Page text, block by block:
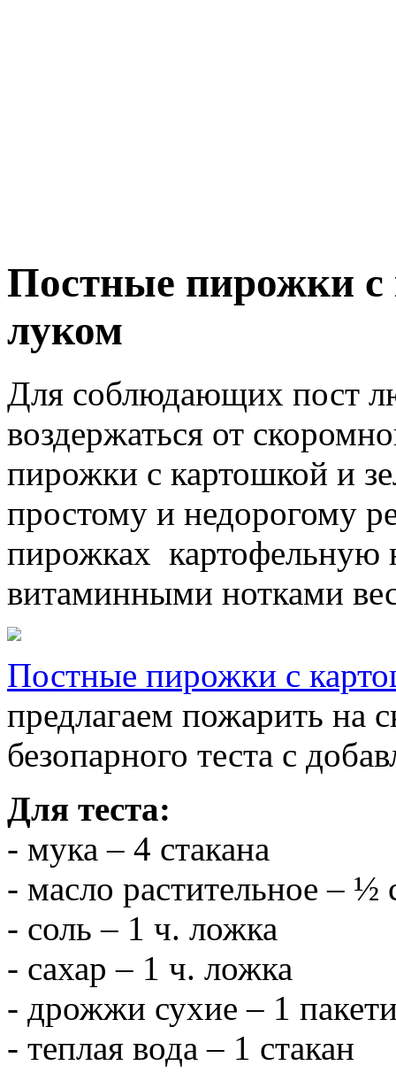
Постные пирожки
луком
Для соблюдающих пост
воздержаться от
пирожки с картошкой и
простому и недорогому
пирожках картофельную
витаминными нотками
Постные пирожки с
предлагаем пожарить на
безопарного теста с
Для теста:
- мука – 4 стакана
- масло растительное – ½
- соль – 1 ч. ложка
- сахар – 1 ч. ложка
- дрожжи сухие – 1
- теплая вода – 1 стакан